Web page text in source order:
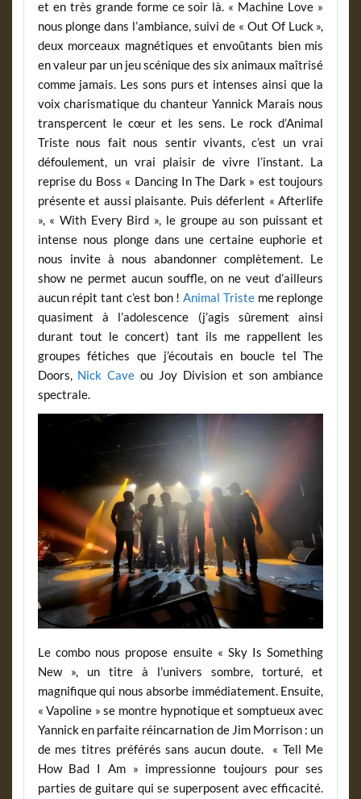
et en très grande forme ce soir là. « Machine Love »
nous plonge dans l’ambiance, suivi de « Out Of Luck »,
deux morceaux magnétiques et envoûtants bien mis
en valeur par un jeu scénique des six animaux maîtrisé
comme jamais. Les sons purs et intenses ainsi que la
voix charismatique du chanteur Yannick Marais nous
transpercent le cœur et les sens. Le rock d’Animal
Triste nous fait nous sentir vivants, c’est un vrai
défoulement, un vrai plaisir de vivre l’instant. La
reprise du Boss « Dancing In The Dark » est toujours
présente et aussi plaisante. Puis déferlent « Afterlife
», « With Every Bird », le groupe au son puissant et
intense nous plonge dans une certaine euphorie et
nous invite à nous abandonner complètement. Le
show ne permet aucun souffle, on ne veut d’ailleurs
aucun répit tant c’est bon !Animal Tristeme replonge
quasiment à l’adolescence (j’agis sûrement ainsi
durant tout le concert) tant ils me rappellent les
groupes fétiches que j’écoutais en boucle tel The
Doors, Nick Cave ou Joy Division et son ambiance
spectrale.
Le combo nous propose ensuite « Sky Is Something
New », un titre à l’univers sombre, torturé, et
magnifique qui nous absorbe immédiatement. Ensuite,
« Vapoline » se montre hypnotique et somptueux avec
Yannick en parfaite réincarnation de Jim Morrison : un
de mes titres préférés sans aucun doute. « Tell Me
How Bad I Am » impressionne toujours pour ses
parties de guitare qui se superposent avec efficacité.